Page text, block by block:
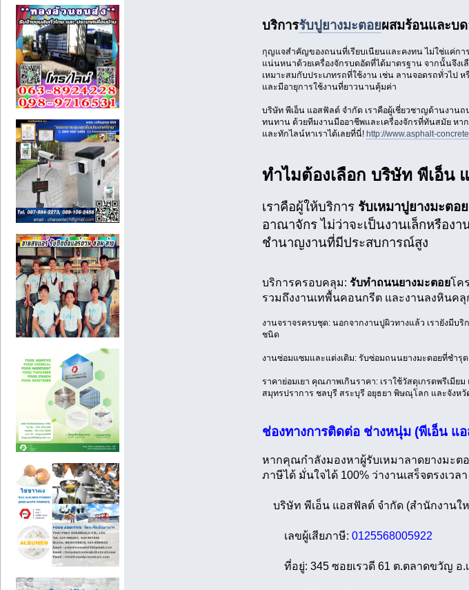
บริการรับปูยางมะตอยผสมร้อนและบ
กุญแจสำคัญของถนนที่เรียบเนียนและคงทน ไม่ใช่แค่กา
แน่นหนาด้วยเครื่องจักรบดอัดที่ได้มาตรฐาน จากนั้นจึง
เหมาะสมกับประเภทรถที่ใช้งาน เช่น ลานจอดรถทั่วไป
และมีอายุการใช้งานที่ยาวนานคุ้มค่า
บริษัท พีเอ็น แอสฟัลต์ จำกัด เราคือผู้เชี่ยวชาญด้านงาน
ทนทาน ด้วยทีมงานมืออาชีพและเครื่องจักรที่ทันสมัย ห
และทักไลน์หาเราได้เลยที่นี่! http://www.asphalt-
ทำไมต้องเลือก บริษัท พีเอ็น
เราคือผู้ให้บริการ รับเหมาปูยางมะตอย
อาณาจักร ไม่ว่าจะเป็นงานเล็กหรือง
ชำนาญงานที่มีประสบการณ์สูง
บริการครอบคลุม: รับทำถนนยางมะตอยโค
รวมถึงงานเทพื้นคอนกรีต และงานลงหินค
งานจราจรครบชุด: นอกจากงานปูผิวทางแล้ว เรายังมีบ
ชนิด
งานซ่อมแซมและแต่งเติม: รับซ่อมถนนยางมะตอยที่ชำ
ราคาย่อมเยา คุณภาพเกินราคา: เราใช้วัสดุเกรดพรีเมี
สมุทรปราการ ชลบุรี สระบุรี อยุธยา พิษณุโลก และจังหวั
ช่องทางการติดต่อ ช่างหนุ่ม (พีเอ็น แ
หากคุณกำลังมองหาผู้รับเหมาลาดยางมะต
ภาษีได้ มั่นใจได้ 100% ว่างานเสร็จตรงเวล
บริษัท พีเอ็น แอสฟัลต์ จำกัด (สำนักงานใ
เลขผู้เสียภาษี: 0125568005922
ที่อยู่: 345 ซอยเรวดี 61 ต.ตลาดขวัญ อ.